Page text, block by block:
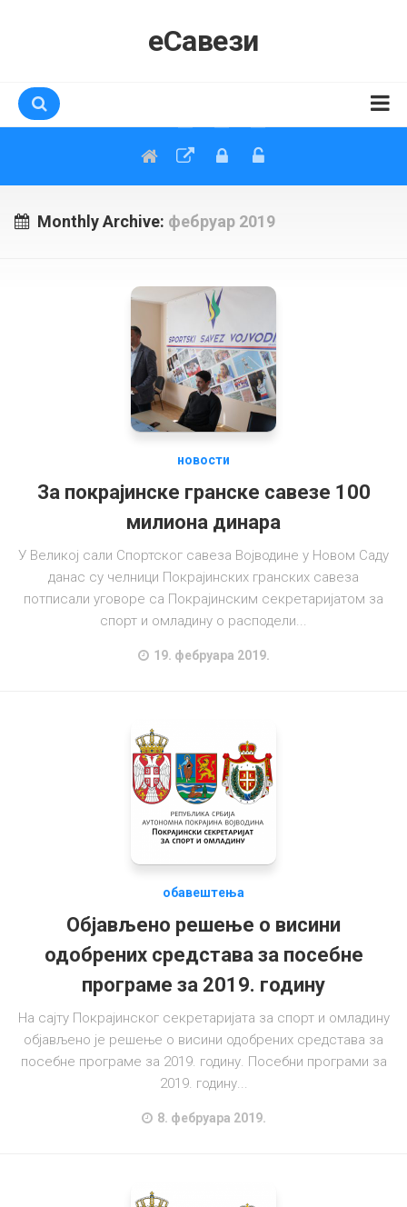
еСавези
Документи
Ажурирање података
Такмичарски спортови
Области спорта
Школски спорт
Универзитетски спорт
Спорт за све
Спорт особа са инвалидитетом
Рекреација и фитнес
Годишњи и посебни програми
Огласна табла
Преглед табела
Monthly Archive: фебруар 2019
новости
За покрајинске гранске савезе 100
милиона динара
У Великој сали Спортског савеза Војводине у Новом Саду
данас су челници Покрајинских гранских савеза
потписали уговоре са Покрајинским секретаријатом за
спорт и омладину о расподели...
19. фебруара 2019.
обавештења
Објављено решење о висини
одобрених средстава за посебне
програме за 2019. годину
На сајту Покрајинског секретаријата за спорт и омладину
објављено је решење о висини одобрених средстава за
посебне програме за 2019. годину. Посебни програми за
2019. годину...
8. фебруара 2019.